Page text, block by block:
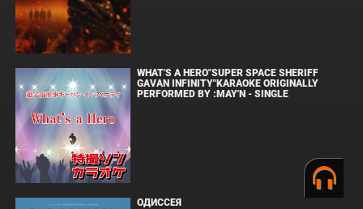
WHAT'S A HERO"SUPER SPACE SHERIFF
GAVAN INFINITY"KARAOKE ORIGINALLY
PERFORMED BY :MAY'N - SINGLE
ОДИССЕЯ